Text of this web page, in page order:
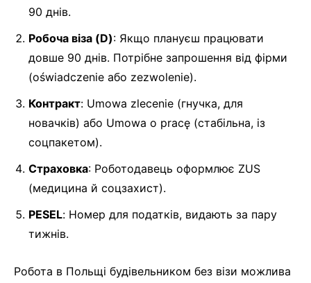
90 днів.
Робоча віза (D): Якщо плануєш працювати
довше 90 днів. Потрібне запрошення від фірми
(oświadczenie або zezwolenie).
Контракт: Umowa zlecenie (гнучка, для
новачків) або Umowa o pracę (стабільна, із
соцпакетом).
Страховка: Роботодавець оформлює ZUS
(медицина й соцзахист).
PESEL: Номер для податків, видають за пару
тижнів.
Робота в Польщі будівельником без візи можлива